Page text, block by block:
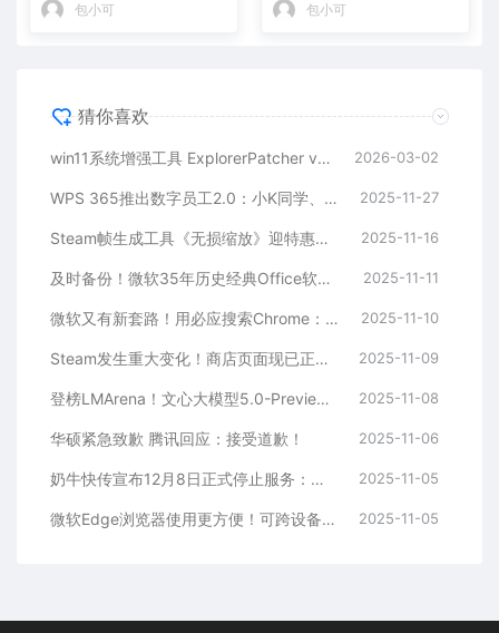
包小可 包小可
猜你喜欢
win11系统增强工具 ExplorerPatcher v26100.4946.69.6 安装免费版 2026-03-02
WPS 365推出数字员工2.0：小K同学、大表姐帮邮件审批、项目分析 2025-11-27
Steam帧生成工具《无损缩放》迎特惠价！5折售14.5元 2025-11-16
及时备份！微软35年历史经典Office软件明年淘汰 2025-11-11
微软又有新套路！用必应搜索Chrome：真金白银诱惑用户下载Edge 2025-11-10
Steam发生重大变化！商店页面现已正式加宽改版 2025-11-09
登榜LMArena！文心大模型5.0-Preview文本能力国内第一 2025-11-08
华硕紧急致歉 腾讯回应：接受道歉！ 2025-11-06
奶牛快传宣布12月8日正式停止服务：关闭登录、上传、下载等功能 2025-11-05
微软Edge浏览器使用更方便！可跨设备存储同步密码密钥 2025-11-05